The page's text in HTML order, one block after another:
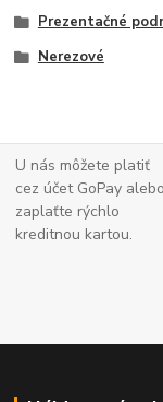
Prezentačné
Nerezové
U nás môžete platiť
cez účet GoPay alebo
zaplaťte rýchlo
kreditnou kartou.